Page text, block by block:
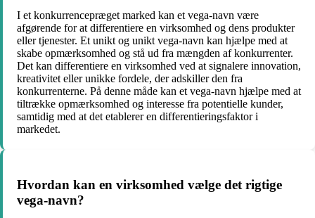
I et konkurrencepræget marked kan et vega-navn være
afgørende for at differentiere en virksomhed og dens produkter
eller tjenester. Et unikt og unikt vega-navn kan hjælpe med at
skabe opmærksomhed og stå ud fra mængden af ​​konkurrenter.
Det kan differentiere en virksomhed ved at signalere innovation,
kreativitet eller unikke fordele, der adskiller den fra
konkurrenterne. På denne måde kan et vega-navn hjælpe med at
tiltrække opmærksomhed og interesse fra potentielle kunder,
samtidig med at det etablerer en differentieringsfaktor i
markedet.
Hvordan kan en virksomhed vælge det rigtige
vega-navn?